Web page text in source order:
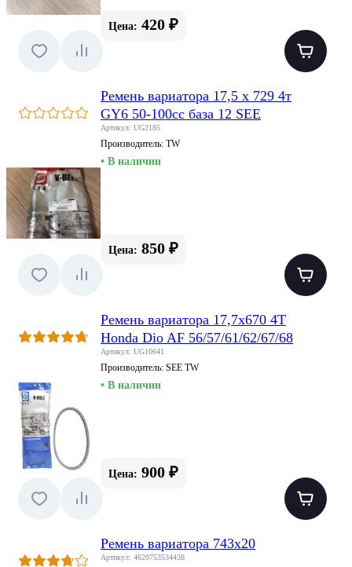
Цена: 420 ₽
Ремень вариатора 17,5 х 729 4т
GY6 50-100сс база 12 SEE
Артикул: UG2185
Производитель: TW
• В наличии
Цена: 850 ₽
Ремень вариатора 17,7x670 4T
Honda Dio AF 56/57/61/62/67/68
Артикул: UG10641
Производитель: SEE TW
• В наличии
Цена: 900 ₽
Ремень вариатора 743х20
Артикул: 4620753534438